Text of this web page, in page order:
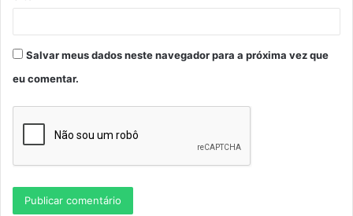
Salvar meus dados neste navegador para a próxima vez que
eu comentar.